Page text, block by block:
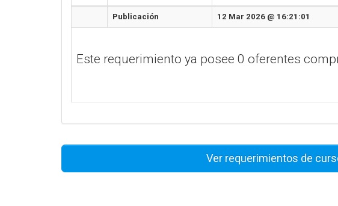
Publicación 12 Mar 2026 @ 16:21:01
Este requerimiento ya posee 0 oferentes
Ver requerimientos de